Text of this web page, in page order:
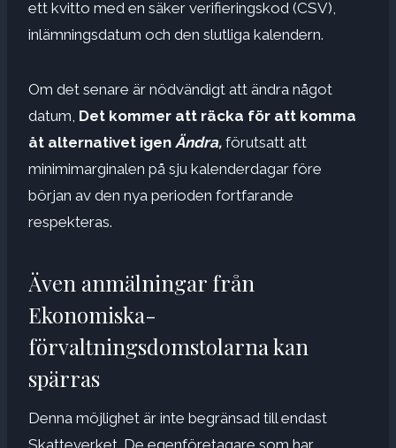
ett kvitto med en säker verifieringskod (CSV),
inlämningsdatum och den slutliga kalendern.
Om det senare är nödvändigt att ändra något
datum, Det kommer att räcka för att komma
åt alternativet igen Ändra, förutsatt att
minimimarginalen på sju kalenderdagar före
början av den nya perioden fortfarande
respekteras.
Även anmälningar från
Ekonomiska-
förvaltningsdomstolarna kan
spärras
Denna möjlighet är inte begränsad till endast
Skatteverket. De egenföretagare som har